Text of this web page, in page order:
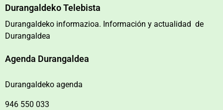
Durangaldeko Telebista
Durangaldeko informazioa. Información y actualidad de
Durangaldea
Agenda Durangaldea
Durangaldeko agenda
946 550 033